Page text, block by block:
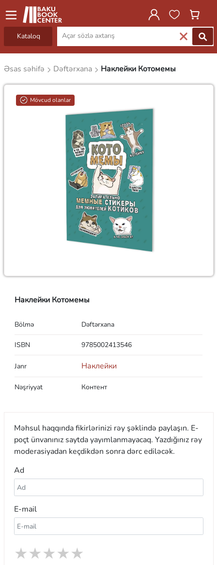
Kataloq
Əsas səhifə Dəftərxana Наклейки Котомемы
Mövcud olanlar
Наклейки Котомемы
Bölmə Dəftərxana
ISBN 9785002413546
Janr Наклейки
Nəşriyyat Контент
Məhsul haqqında fikirlərinizi rəy şəklində paylaşın. E-
poçt ünvanınız saytda yayımlanmayacaq. Yazdığınız rəy
moderasiyadan keçdikdən sonra dərc ediləcək.
Ad
E-mail
★
★
★
★
★